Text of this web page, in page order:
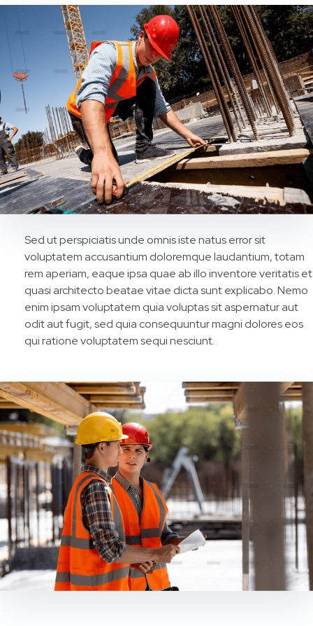
Sed ut perspiciatis unde omnis iste natus error sit
voluptatem accusantium doloremque laudantium, totam
rem aperiam, eaque ipsa quae ab illo inventore veritatis et
quasi architecto beatae vitae dicta sunt explicabo. Nemo
enim ipsam voluptatem quia voluptas sit aspernatur aut
odit aut fugit, sed quia consequuntur magni dolores eos
qui ratione voluptatem sequi nesciunt.